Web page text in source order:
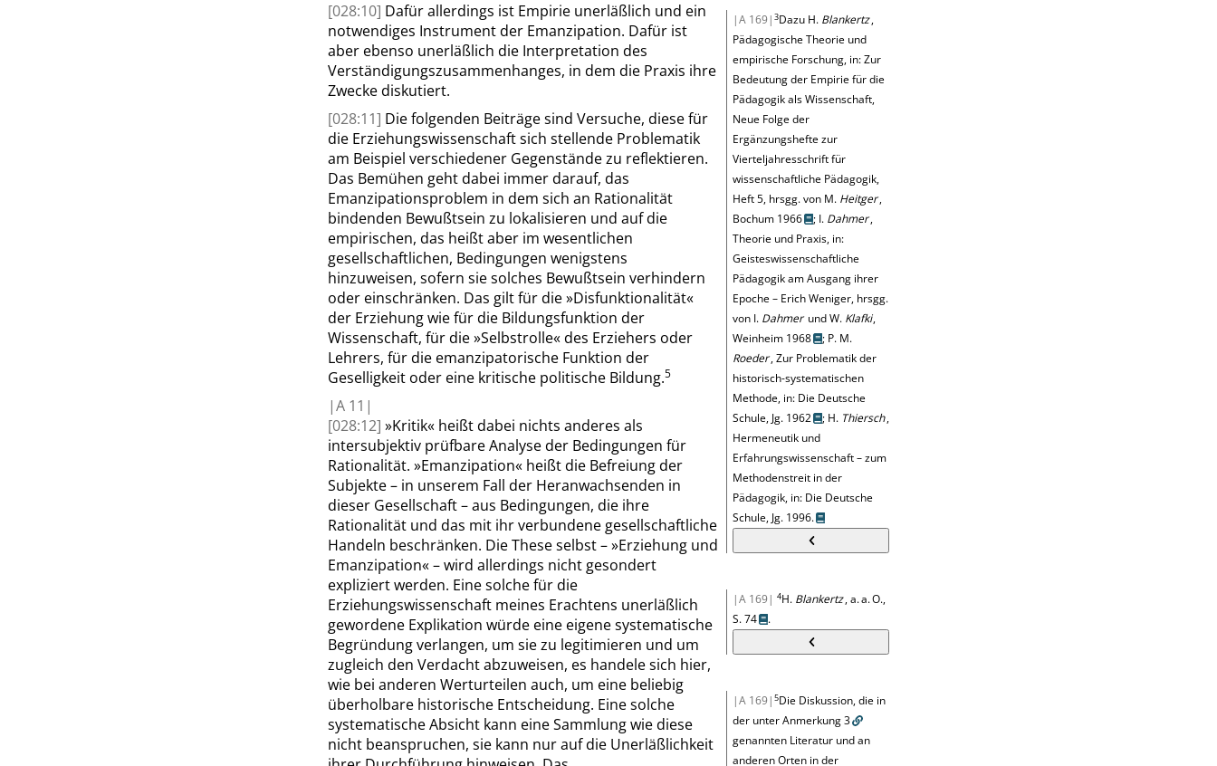
|A 169| 3Dazu H. Blankertz,
Pädagogische Theorie und
empirische Forschung, in: Zur
Bedeutung der Empirie für die
Pädagogik als Wissenschaft,
Neue Folge der
Ergänzungshefte zur
Vierteljahresschrift für
wissenschaftliche Pädagogik,
Heft 5, hrsgg. von M. Heitger,
Bochum 1966
; I. Dahmer,
Theorie und Praxis, in:
Geisteswissenschaftliche
Pädagogik am Ausgang ihrer
Epoche – Erich Weniger, hrsgg.
von I. Dahmerund W. Klafki,
Weinheim 1968
; P. M.
Roeder, Zur Problematik der
historisch-systematischen
Methode, in: Die Deutsche
Schule, Jg. 1962
; H. Thiersch,
Hermeneutik und
Erfahrungswissenschaft – zum
Methodenstreit in der
Pädagogik, in: Die Deutsche
Schule, Jg. 1996.
|A 169| 4H. Blankertz, a. a. O.,
S. 74
.
[028:10] Dafür allerdings ist Empirie unerläßlich und ein
notwendiges Instrument der Emanzipation. Dafür ist
aber ebenso unerläßlich die Interpretation des
Verständigungszusammenhanges, in dem die Praxis ihre
Zwecke diskutiert.
[028:11] Die folgenden Beiträge sind Versuche, diese für
die Erziehungswissenschaft sich stellende Problematik
am Beispiel verschiedener Gegenstände zu reflektieren.
Das Bemühen geht dabei immer darauf, das
Emanzipationsproblem in dem sich an Rationalität
bindenden Bewußtsein zu lokalisieren und auf die
empirischen, das heißt aber im wesentlichen
gesellschaftlichen, Bedingungen wenigstens
hinzuweisen, sofern sie solches Bewußtsein verhindern
oder einschränken. Das gilt für die»Disfunktionalität«
der Erziehung wie für die Bildungsfunktion der
Wissenschaft, für die»Selbstrolle«des Erziehers oder
Lehrers, für die emanzipatorische Funktion der
Geselligkeit oder eine kritische politische Bildung.5
|A 169| 5Die Diskussion, die in
der unterAnmerkung 3
genannten Literatur und an
anderen Orten in der
|A 11|
[028:12] »Kritik« heißt dabei nichts anderes als
intersubjektiv prüfbare Analyse der Bedingungen für
Rationalität. »Emanzipation« heißt die Befreiung der
Subjekte – in unserem Fall der Heranwachsenden in
dieser Gesellschaft – aus Bedingungen, die ihre
Rationalität und das mit ihr verbundene gesellschaftliche
Handeln beschränken. Die These selbst –»Erziehung und
Emanzipation«– wird allerdings nicht gesondert
expliziert werden. Eine solche für die
Erziehungswissenschaft meines Erachtens unerläßlich
gewordene Explikation würde eine eigene systematische
Begründung verlangen, um sie zu legitimieren und um
zugleich den Verdacht abzuweisen, es handele sich hier,
wie bei anderen Werturteilen auch, um eine beliebig
überholbare historische Entscheidung. Eine solche
systematische Absicht kann eine Sammlung wie diese
nicht beanspruchen, sie kann nur auf die Unerläßlichkeit